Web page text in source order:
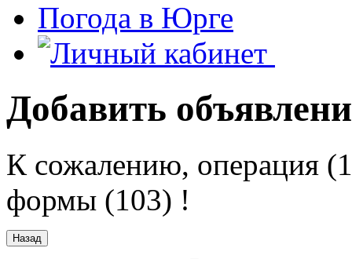
Погода в Юрге
Добавить
К сожалению, операция
формы (103) !